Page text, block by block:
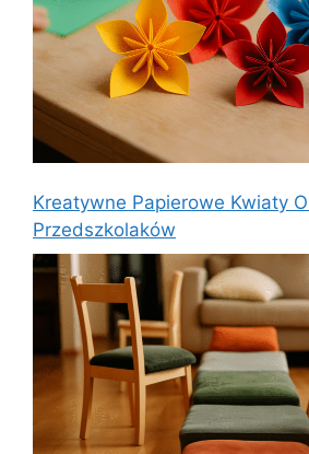
Kreatywne Papierowe Kwiaty
Przedszkolaków